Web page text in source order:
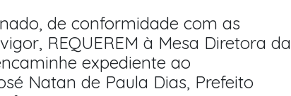
de conformidade com as
REQUEREM à Mesa Diretora da
expediente ao
Natan de Paula Dias, Prefeito